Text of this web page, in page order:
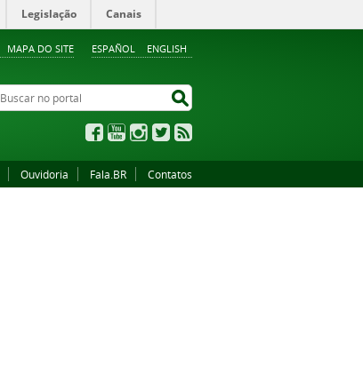
ESPAÑOL ENGLISH
MAPA DO SITE
Legislação Canais
Buscar no portal
FacebookYouTubeInstagram
Twitter
Ouvidoria Fala.BR Contatos